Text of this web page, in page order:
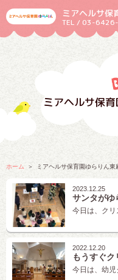
ミアヘルサ保
TEL / 03-
ミアヘルサ保
ホーム ミアヘルサ保育園ゆらりん東
2023.12.25
サンタがゆ
今日は、ク
2022.12.20
もうすぐク
今日は、幼